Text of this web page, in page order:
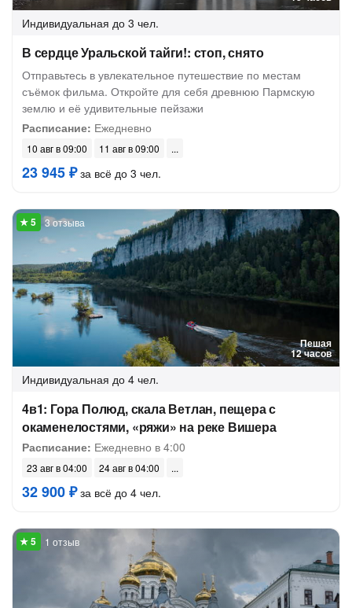
Индивидуальная до 3 чел.
В сердце Уральской тайги!: стоп, снято
Отправьтесь в увлекательное путешествие по местам
съёмок фильма. Откройте для себя древнюю Пармскую
землю и её удивительные пейзажи
Расписание: Ежедневно
10 авг в 09:00 11 авг в 09:00
23 945 ₽за всё до 3 чел.
Пешая
12 часов
3 отзыва
Индивидуальная до 4 чел.
4в1: Гора Полюд, скала Ветлан, пещера с
окаменелостями, «ряжи» на реке Вишера
Расписание: Ежедневно в 4:00
23 авг в 04:00 24 авг в 04:00
32 900 ₽за всё до 4 чел.
1 отзыв